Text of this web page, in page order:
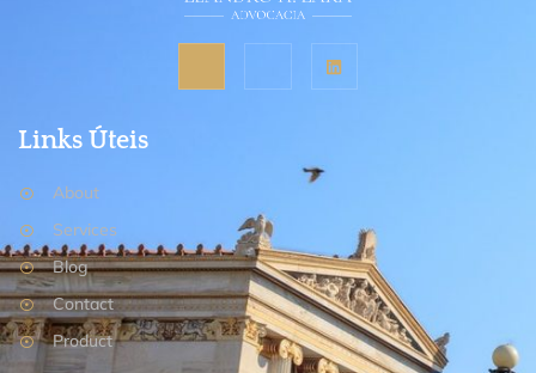
Links Úteis
About
Services
Blog
Contact
Product